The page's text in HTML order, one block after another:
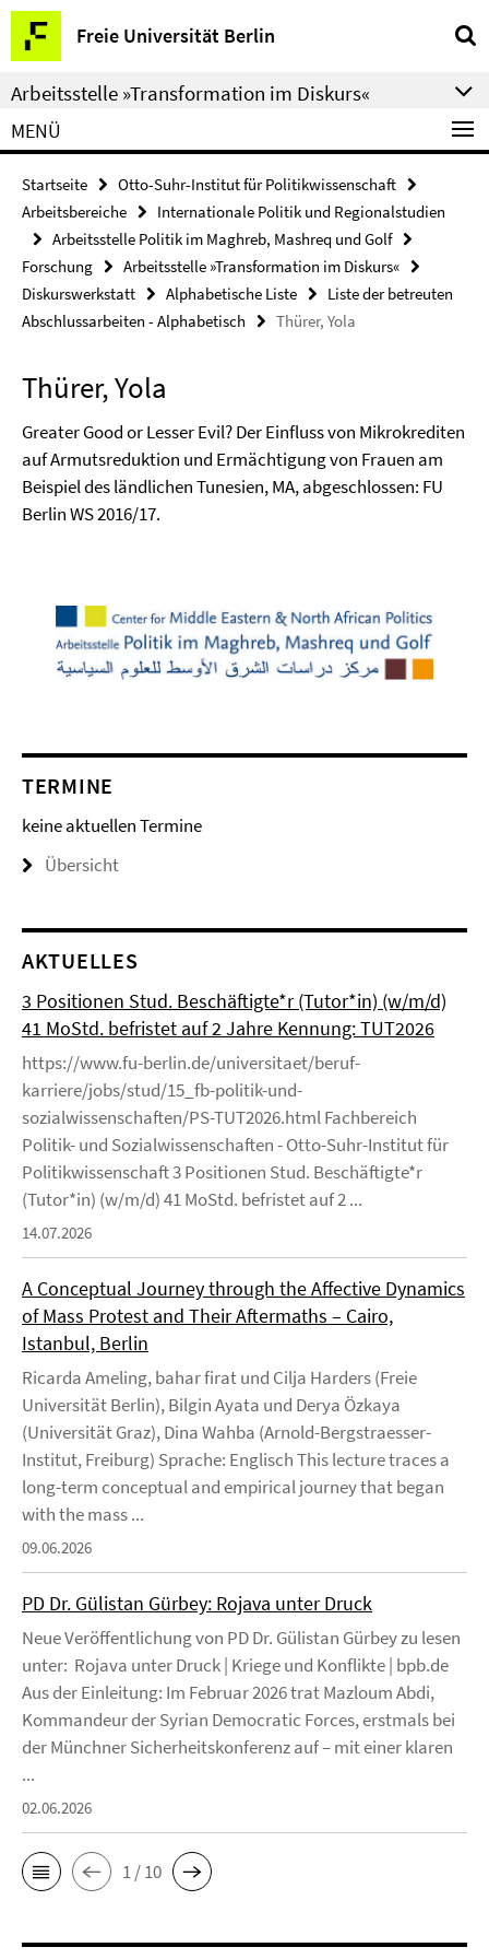
Springe
direkt
zu
Inhalt
Freie Universität Berlin
Service-
Navigation
Arbeitsstelle »Transformation im Diskurs«
MENÜ
Startseite
Otto-Suhr-Institut für Politikwissenschaft
Arbeitsbereiche
Internationale Politik und Regionalstudien
Arbeitsstelle Politik im Maghreb, Mashreq und Golf
Forschung
Arbeitsstelle »Transformation im Diskurs«
Diskurswerkstatt
Alphabetische Liste
Liste der betreuten
Abschlussarbeiten - Alphabetisch
Thürer, Yola
Thürer, Yola
Greater Good or Lesser Evil? Der Einfluss von Mikrokrediten
auf Armutsreduktion und Ermächtigung von Frauen am
Beispiel des ländlichen Tunesien, MA, abgeschlossen: FU
Berlin WS 2016/17.
TERMINE
keine aktuellen Termine
Übersicht
AKTUELLES
3 Positionen Stud. Beschäftigte*r (Tutor*in) (w/m/d)
41 MoStd. befristet auf 2 Jahre Kennung: TUT2026
https://www.fu-berlin.de/universitaet/beruf-
karriere/jobs/stud/15_fb-politik-und-
sozialwissenschaften/PS-TUT2026.html Fachbereich
Politik- und Sozialwissenschaften - Otto-Suhr-Institut für
Politikwissenschaft 3 Positionen Stud. Beschäftigte*r
(Tutor*in) (w/m/d) 41 MoStd. befristet auf 2 ...
14.07.2026
A Conceptual Journey through the Affective Dynamics
of Mass Protest and Their Aftermaths – Cairo,
Istanbul, Berlin
Ricarda Ameling, bahar firat und Cilja Harders (Freie
Universität Berlin), Bilgin Ayata und Derya Özkaya
(Universität Graz), Dina Wahba (Arnold-Bergstraesser-
Institut, Freiburg) Sprache: Englisch This lecture traces a
long-term conceptual and empirical journey that began
with the mass ...
09.06.2026
PD Dr. Gülistan Gürbey: Rojava unter Druck
Neue Veröffentlichung von PD Dr. Gülistan Gürbey zu lesen
unter: Rojava unter Druck | Kriege und Konflikte | bpb.de
Aus der Einleitung: Im Februar 2026 trat Mazloum Abdi,
Kommandeur der Syrian Democratic Forces, erstmals bei
der Münchner Sicherheitskonferenz auf – mit einer klaren
...
02.06.2026
1 / 10